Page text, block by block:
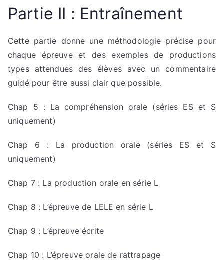
Partie II : Entraînement
Cette partie donne une méthodologie précise pour
chaque épreuve et des exemples de productions
types attendues des élèves avec un commentaire
guidé pour être aussi clair que possible.
Chap 5 : La compréhension orale (séries ES et S
uniquement)
Chap 6 : La production orale (séries ES et S
uniquement)
Chap 7 : La production orale en série L
Chap 8 : L’épreuve de LELE en série L
Chap 9 : L’épreuve écrite
Chap 10 : L’épreuve orale de rattrapage